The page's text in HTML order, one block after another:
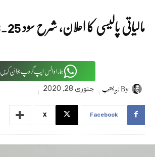
مالیاتی پالیسی کا اعلان، شرح سود 25۔13 پر برقرار
ہمارا واٹس اپپ گروپ جوائن کریں
Byزبیر یعقوب جنوری 28, 2020
Facebook
X